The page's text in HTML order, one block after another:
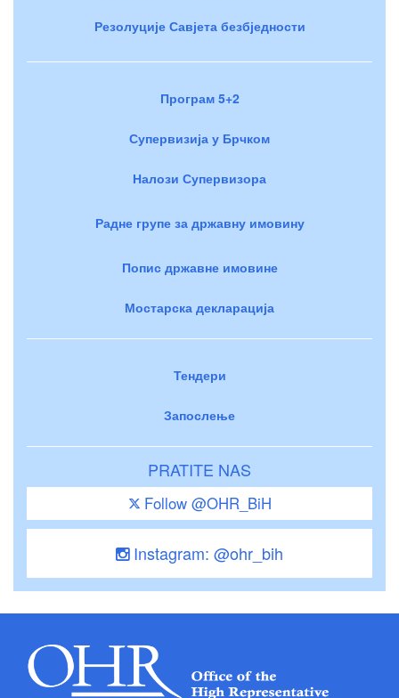
Резолуције Савјета безбједности
Програм 5+2
Супервизија у Брчком
Налози Супервизора
Радне групе за државну имовину
Попис државне имовине
Мостарска декларација
Тендери
Запослење
PRATITE NAS
Follow @OHR_BiH
Instagram: @ohr_bih